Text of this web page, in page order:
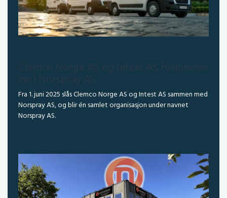
Fra 1. juni 2025 slås Clemco Norge AS og Intest AS sammen med
Norspray AS, og blir én samlet organisasjon under navnet
Norspray AS.